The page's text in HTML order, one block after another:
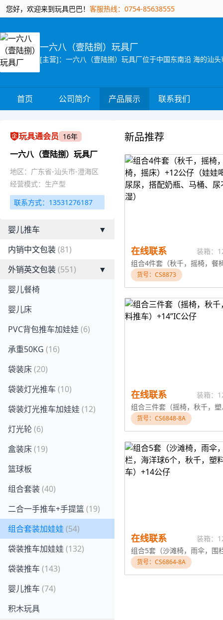
您好，欢迎来到玩具巴巴！ 客服热线：0754-85638555
一六八（壹陆捌）玩具厂
首页 公司简介 产品展示 联系我们
玩具通会员 16年
一六八（壹陆捌）玩具厂
地区：广东省-汕头市-澄海区
经营模式：生产型
联系方式：13531276187
婴儿推车
▼
内销中文包装(81)
外销英文包装(551)
▼
婴儿餐椅
婴儿床
PVC背包推车加娃娃 (6)
承重50KG (16)
袋装床(20)
袋装灯光推车 (10)
袋装灯光推车加娃娃 (12)
灯光轮(6)
盒装床(19)
篮球板
组合套装(40)
二合一手推车+手提篮 (19)
组合套装加娃娃 (54)
袋装推车加娃娃 (132)
袋装推车 (143)
婴儿推车 (74)
积木玩具
新品推荐
在线联系 装箱：
货号：CS8873
在线联系
装箱：
组合三
货号：CS6848-8A
在线联系 装箱：
货号：CS6864-8A